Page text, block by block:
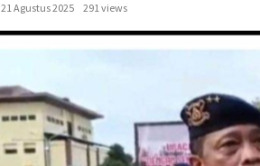
21 Agustus 2025
291 views